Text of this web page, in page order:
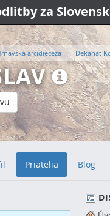
za
arcidiecéza Dekanát
Priatelia Blog